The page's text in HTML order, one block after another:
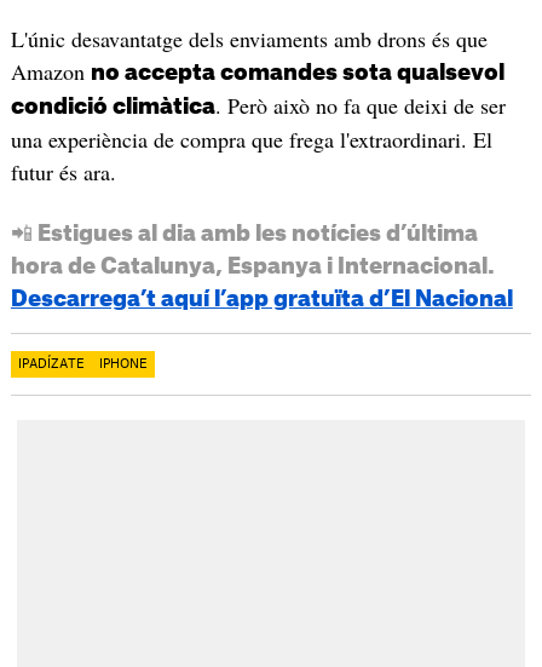
L'únic desavantatge dels enviaments amb drons és que
Amazon no accepta comandes sota qualsevol
condició climàtica. Però això no fa que deixi de ser
una experiència de compra que frega l'extraordinari. El
futur és ara.
📲 Estigues al dia amb les notícies d’última
hora de Catalunya, Espanya i Internacional.
Descarrega’t aquí l’app gratuïta d’El Nacional
IPADÍZATE IPHONE